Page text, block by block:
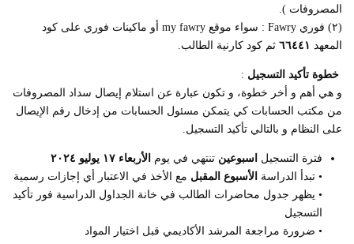
المصروفات ).
(٢) فوري Fawry : سواء موقع my fawry أو ماكينات فوري على كود
المعهد ٦٦٤٤١ ثم كود كارنية الطالب.
خطوة تأكيد التسجيل :
و هي أهم و أخر خطوة، و تكون عبارة عن استلام إيصال سداد المصروفات
من مكتب الحسابات كي يتمكن مسئول الحسابات من إدخال رقم الإيصال
على النظام و بالتالي تأكيد التسجيل.
فترة التسجيل اسبوعين تنتهي في يوم الأربعاء ١٧ يوليو ٢٠٢٤
• تبدأ الدراسة الأسبوع المقبل مع الأخذ في الاعتبار أي إجازات رسمية
• يظهر جدول محاضرات الطالب في خانة الجداول الدراسية فور تأكيد
التسجيل
• ضرورة مراجعة المرشد الأكاديمي قبل اختيار المواد